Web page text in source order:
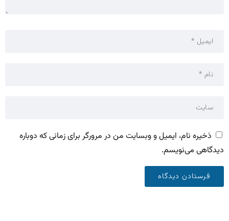
ذخیره نام، ایمیل و وبسایت من در مرورگر برای زمانی که دوباره
دیدگاهی می‌نویسم.